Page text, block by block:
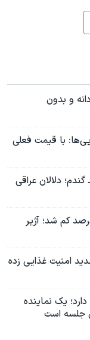
و بدون
با قیمت فعلی
تومانی خرید گندم؛ دلالان عراقی
گندم تشدید و سهمیه آرد نانوایی۶۰ درصد کم شد؛ آژیر
امنیت غذایی زده
یک نماینده
جلسه است